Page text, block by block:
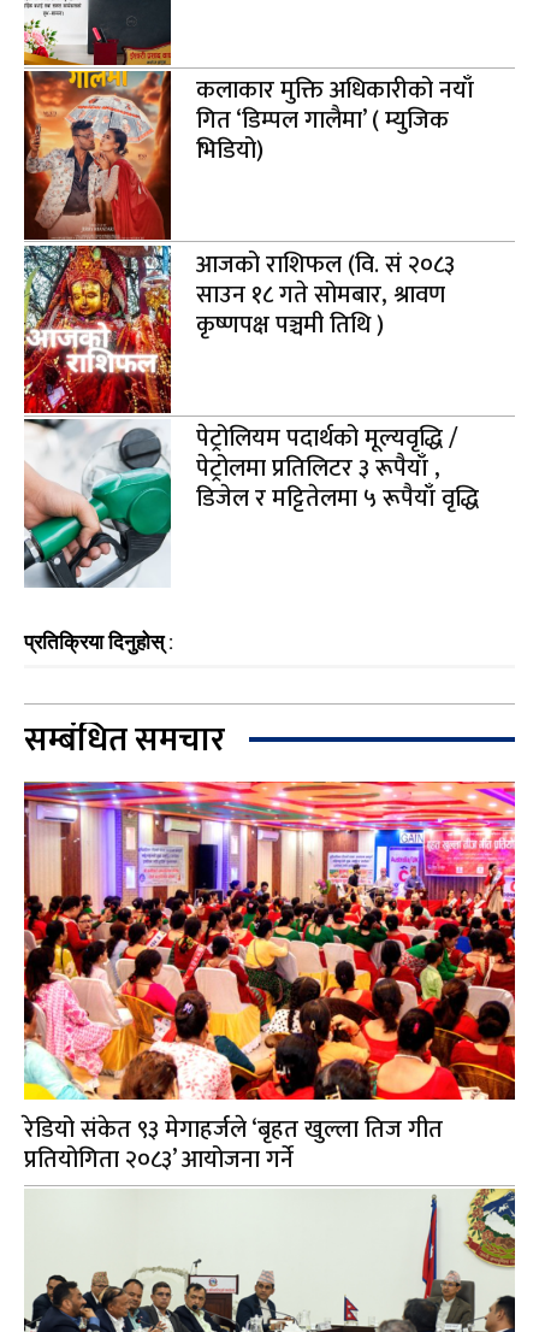
कलाकार मुक्ति अधिकारीको नयाँ
गित ‘डिम्पल गालैमा’ ( म्युजिक
भिडियो)
आजको राशिफल (वि. सं २०८३
साउन १८ गते सोमबार, श्रावण
कृष्णपक्ष पञ्चमी तिथि )
पेट्रोलियम पदार्थको मूल्यवृद्धि /
पेट्रोलमा प्रतिलिटर ३ रूपैयाँ ,
डिजेल र मट्टितेलमा ५ रूपैयाँ वृद्धि
प्रतिक्रिया दिनुहोस् :
सम्बंधित समचार
रेडियो संकेत ९३ मेगाहर्जले ‘बृहत खुल्ला तिज गीत
प्रतियोगिता २०८३’ आयोजना गर्ने